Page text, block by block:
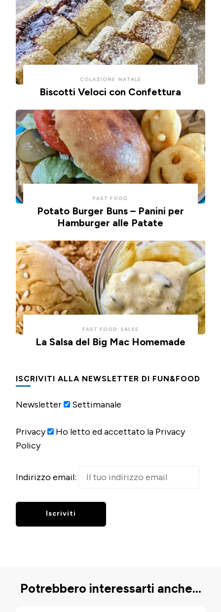
COLAZIONE NATALE
Biscotti Veloci con Confettura
FAST FOOD
Potato Burger Buns – Panini per
Hamburger alle Patate
FAST FOOD SALSE
La Salsa del Big Mac Homemade
ISCRIVITI ALLA NEWSLETTER DI FUN&FOOD
Newsletter Settimanale
Privacy
Ho letto ed accettato la Privacy
Policy
Indirizzo email:
Potrebbero interessarti anche...